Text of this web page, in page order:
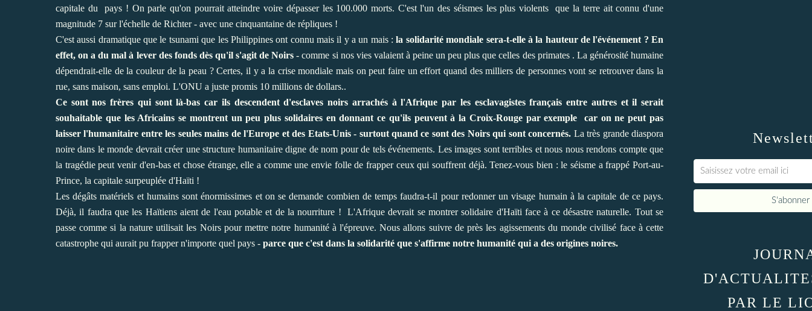
capitale du pays ! On parle qu'on pourrait atteindre voire dépasser les 100.000 morts. C'est l'un des séismes les plus violents que la terre ait connu d'une
magnitude 7 sur l'échelle de Richter - avec une cinquantaine de répliques !
C'est aussi dramatique que le tsunami que les Philippines ont connu mais il y a un mais :la solidarité mondiale sera-t-elle à la hauteur de l'événement ? En
effet, on a du mal à lever des fonds dès qu'il s'agit de Noirs - comme si nos vies valaient à peine un peu plus que celles des primates . La générosité humaine
dépendrait-elle de la couleur de la peau ? Certes, il y a la crise mondiale mais on peut faire un effort quand des milliers de personnes vont se retrouver dans la
rue, sans maison, sans emploi. L'ONU a juste promis 10 millions de dollars..
Ce sont nos frères qui sont là-bas car ils descendent d'esclaves noirs arrachés à l'Afrique par les esclavagistes français entre autres et il serait
souhaitable que les Africains se montrent un peu plus solidaires en donnant ce qu'ils peuvent à la Croix-Rouge par exemple car on ne peut pas
laisser l'humanitaire entre les seules mains de l'Europe et des Etats-Unis - surtout quand ce sont des Noirs qui sont concernés. La très grande diaspora
noire dans le monde devrait créer une structure humanitaire digne de nom pour de tels événements. Les images sont terribles et nous nous rendons compte que
la tragédie peut venir d'en-bas et chose étrange, elle a comme une envie folle de frapper ceux qui souffrent déjà. Tenez-vous bien : le séisme a frappé Port-au-
Prince, la capitale surpeuplée d'Haïti !
Les dégâts matériels et humains sont énormissimes et on se demande combien de temps faudra-t-il pour redonner un visage humain à la capitale de ce pays.
Déjà, il faudra que les Haïtiens aient de l'eau potable et de la nourriture ! L'Afrique devrait se montrer solidaire d'Haïti face à ce désastre naturelle. Tout se
passe comme si la nature utilisait les Noirs pour mettre notre humanité à l'épreuve. Nous allons suivre de près les agissements du monde civilisé face à cette
catastrophe qui aurait pu frapper n'importe quel pays - parce que c'est dans la solidarité que s'affirme notre humanité qui a des origines noires.
PAR LE